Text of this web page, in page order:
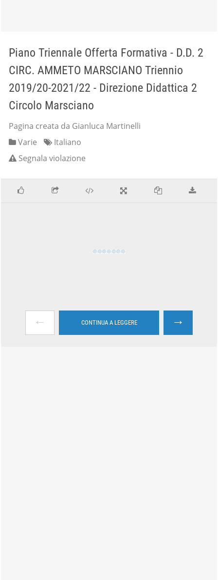
Piano Triennale Offerta Formativa - D.D. 2
CIRC. AMMETO MARSCIANO Triennio
2019/20-2021/22 - Direzione Didattica 2
Circolo Marsciano
Pagina creata da Gianluca Martinelli
Varie
Italiano
Segnala violazione
← CONTINUA A LEGGERE →